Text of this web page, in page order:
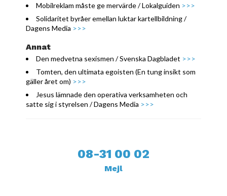
Mobilreklam måste ge mervärde / Lokalguiden >>>
Solidaritet byråer emellan luktar kartellbildning /
Dagens Media >>>
Annat
Den medvetna sexismen / Svenska Dagbladet >>>
Tomten, den ultimata egoisten (En tung insikt som
gäller året om) >>>
Jesus lämnade den operativa verksamheten och
satte sig i styrelsen / Dagens Media >>>
08-31 00 02
Mejl